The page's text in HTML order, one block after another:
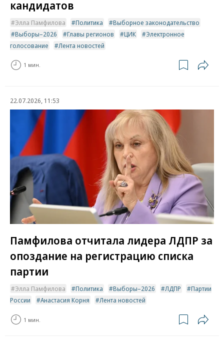
кандидатов
Элла Памфилова Политика
Выборное законодательство
Выборы–2026
Главы регионов ЦИК
Электронное
голосование
Лента новостей
1 мин.
22.07.2026, 11:53
Памфилова отчитала лидера ЛДПР за
опоздание на регистрацию списка
партии
Элла Памфилова Политика Выборы–2026 ЛДПР
Партии
России
Анастасия Корня Лента новостей
1 мин.